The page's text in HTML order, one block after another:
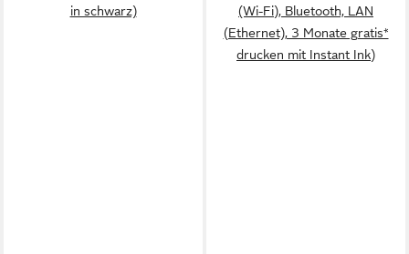
in schwarz)
(Wi-Fi), Bluetooth, LAN
(Ethernet), 3 Monate gratis*
drucken mit Instant Ink)